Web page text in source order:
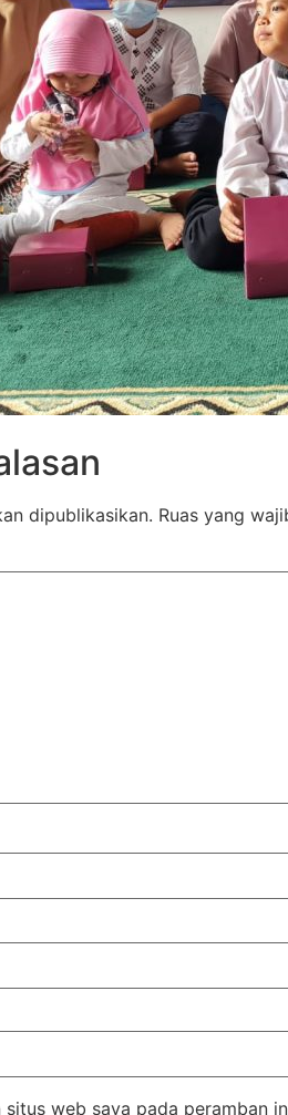
dipublikasikan. Ruas yang
situs web saya pada peramban